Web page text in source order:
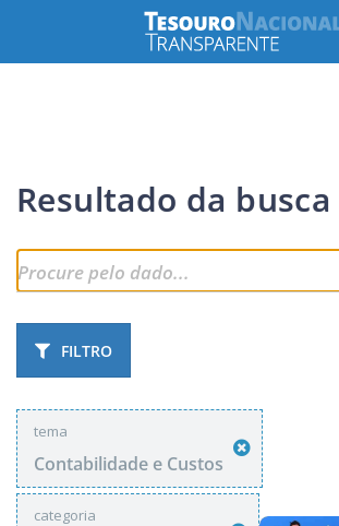
Resultado da busca
FILTRO
tema
Contabilidade e Custos
categoria